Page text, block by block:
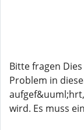
Bitte fragen
Problem in
wird. Es muss